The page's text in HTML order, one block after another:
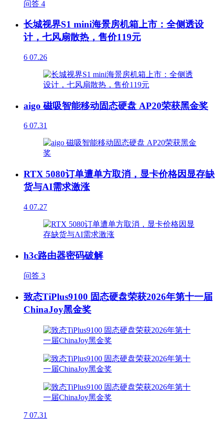
问答 4
长城视界S1 mini海景房机箱上市：全侧透设
计，七风扇散热，售价119元
6 07.26
aigo 磁吸智能移动固态硬盘 AP20荣获黑金奖
6 07.31
RTX 5080订单遭单方取消，显卡价格因显存缺
货与AI需求激涨
4 07.27
h3c路由器密码破解
问答 3
致态TiPlus9100 固态硬盘荣获2026年第十一届
ChinaJoy黑金奖
7 07.31